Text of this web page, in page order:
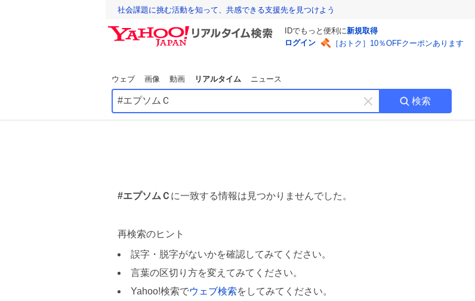
社会課題に挑む活動を知って、共感できる支援先を見つけよう
IDでもっと便利に新規取得
ログイン
［おトク］10％OFFクーポンあります
ウェブ 画像 動画 リアルタイム ニュース
キ
ー
検索
#エプソムＣ に一致する情報は見つかりませんでした。
再検索のヒント
誤字・脱字がないかを確認してみてください。
言葉の区切り方を変えてみてください。
Yahoo!検索でウェブ検索をしてみてください。